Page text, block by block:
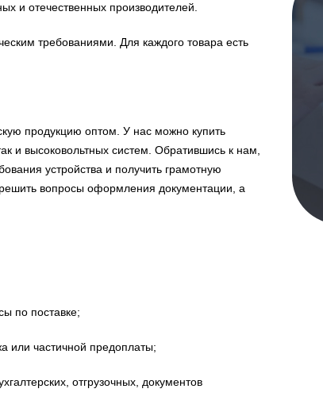
и отечественных производителей.
требованиями. Для каждого товара есть
продукцию оптом. У нас можно купить
и высоковольтных систем. Обратившись к нам,
устройства и получить грамотную
вопросы оформления документации, а
по поставке;
или частичной предоплаты;
отгрузочных, документов